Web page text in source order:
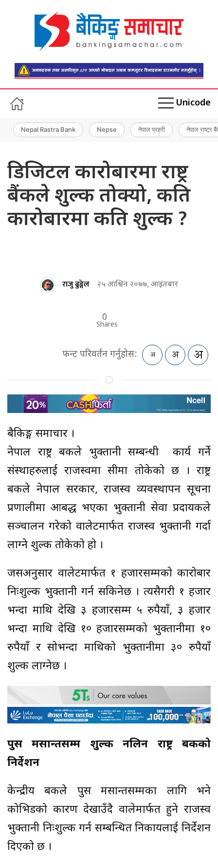
Unicode
Nepal Rastra Bank Nepse नेपाल प्रहरी नेपाल राष्ट्र
डिजिटल कारोबारमा राष्ट्र
बैंकले शुल्क तोक्यो, कति
कारोबारमा कति शुल्क ?
राजु ढुङ्गेल २५ आश्विन २०७७, आइतबार
0
Shares
फन्ट परिवर्तन गर्नुहोस:
बैकिङ्ग समाचार ।
नेपाल राष्ट्र बैंकले भुक्तानी सम्बन्धी कार्य गर्ने
संस्थाहरुलाई राजस्‍वमा सीमा तोकेको छ । राष्ट्र
बैंकले नेपाल सरकार, राजस्व व्यवस्थापन सूचना
प्रणालीमा आबद्ध भएका भुक्तानी सेवा प्रदायकले
सञ्‍चालन गरेको वालेटमार्फत राजस्व भुक्तानी गर्दा
लाग्‍ने शुल्क तोकेको हो ।
जसअनुसार वालेटमार्फत १ हजारसम्मको कारोबार
निःशुल्क भुक्तानी गर्न सकिनेछ । त्यसैगरी १ हजार
भन्दा माथि देखि ३ हजारसम्म ५ रुपैयाँ, ३ हजार
भन्दा माथि देखि १० हजारसम्मको भुक्तानीमा १०
रुपैयाँ र सोभन्दा माथिको भुक्तानीमा ३० रुपैयाँ
शुल्क लाग्नेछ ।
पुस मसान्तसम्म शुल्क नलिन राष्ट्र बैंकको
निर्देशन
केन्द्रीय बैंकले पुस मसान्तसम्मका लागि भने
कोभिडको कारण देखाउँदै वालेमार्फत हुने राजस्व
भुक्तानी निःशुल्क गर्न सम्बन्धित निकायलाई निर्देशन
दिएको छ ।